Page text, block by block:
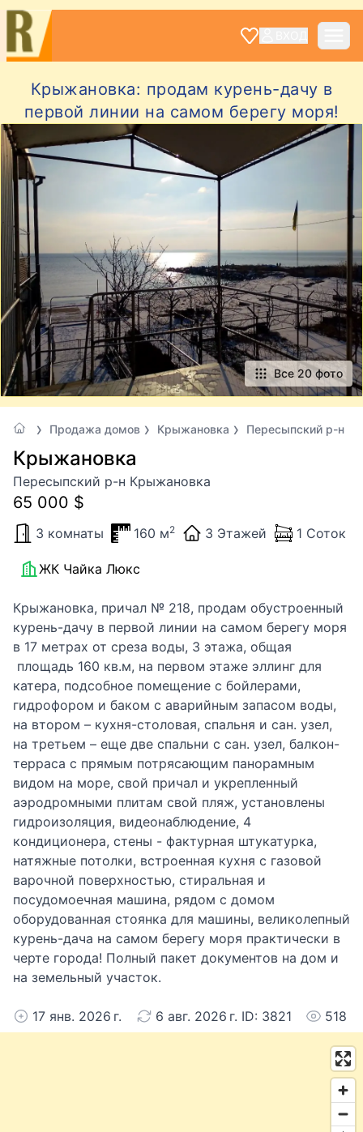
Крыжановка: продам курень-дачу в
первой линии на самом берегу моря!
Все 20 фото
Продажа домов Крыжановка Пересыпский р-н
Крыжановка
Пересыпский р-н Крыжановка
65 000 $
3 комнаты 160 м2 3 Этажей 1 Соток
ЖК Чайка Люкс
Крыжановка, причал № 218, продам обустроенный
курень-дачу в первой линии на самом берегу моря
в 17 метрах от среза воды, 3 этажа, общая
площадь 160 кв.м, на первом этаже эллинг для
катера, подсобное помещение с бойлерами,
гидрофором и баком с аварийным запасом воды,
на втором – кухня-столовая, спальня и сан. узел,
на третьем – еще две спальни с сан. узел, балкон-
терраса с прямым потрясающим панорамным
видом на море, свой причал и укрепленный
аэродромными плитам свой пляж, установлены
гидроизоляция, видеонаблюдение, 4
кондиционера, стены - фактурная штукатурка,
натяжные потолки, встроенная кухня с газовой
варочной поверхностью, стиральная и
посудомоечная машина, рядом с домом
оборудованная стоянка для машины, великолепный
курень-дача на самом берегу моря практически в
черте города! Полный пакет документов на дом и
на земельный участок.
17 янв. 2026 г. 6 авг. 2026 г. ID: 3821 518